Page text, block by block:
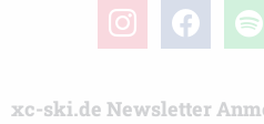
instagramfacebook
xc-ski.de Newsletter